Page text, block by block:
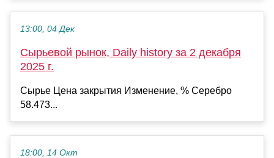
13:00, 04 Дек
Сырьевой рынок, Daily history за 2 декабря
2025 г.
Сырье Цена закрытия Изменение, % Серебро
58.473...
18:00, 14 Окт